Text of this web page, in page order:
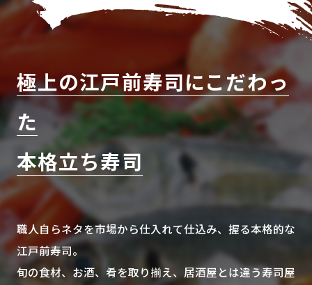
極上の江戸前寿司にこだわっ
た
本格立ち寿司
職人自らネタを市場から仕入れて仕込み、握る本格的な
江戸前寿司。
旬の食材、お酒、肴を取り揃え、居酒屋とは違う寿司屋